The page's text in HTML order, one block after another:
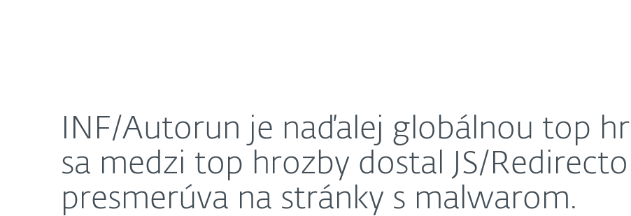
INF/Autorun je naďalej globálnou top
sa medzi top hrozby dostal JS/
presmerúva na stránky s malwarom.